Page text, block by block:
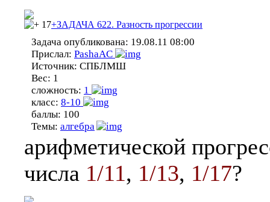
17+ЗАДАЧА 622. Разность прогрессии
Задача опубликована: 19.08.11 08:00
Прислал: PashaAC
Источник: СПБЛМШ
Вес: 1
сложность: 1
класс: 8-10
баллы: 100
Темы: алгебра
арифметической
числа 1/11, 1/13, 1/17?